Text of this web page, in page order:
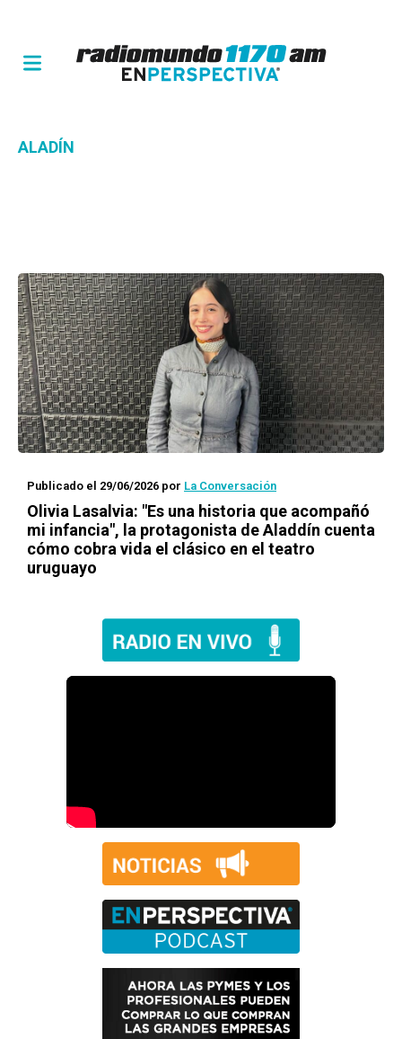
ALADÍN
Publicado el 29/06/2026 por La Conversación
Olivia Lasalvia: "Es una historia que acompañó
mi infancia", la protagonista de Aladdín cuenta
cómo cobra vida el clásico en el teatro
uruguayo